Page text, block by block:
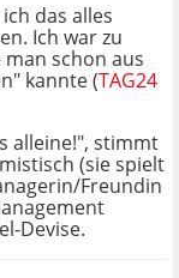
das alles
Ich war zu
schon aus
kannte (TAG24
alleine!", stimmt
(sie spielt
Freundin
Devise.